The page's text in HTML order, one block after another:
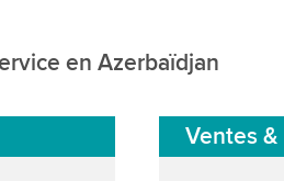
en Azerbaïdjan
Ventes &